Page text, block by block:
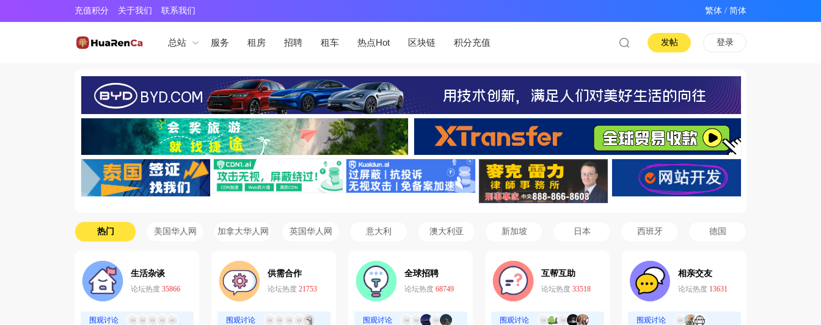
充值积分 关于我们 联系我们 /
总站 服务 租房 招聘 租车 热点Hot 区块链 积分充值 登录
发帖
热门 美国华人网 加拿大华人网 英国华人网 意大利 澳大利亚 新加坡 日本 西班牙 德国
生活杂谈
论坛热度 35866
围观讨论
供需合作
论坛热度 21753
围观讨论
全球招聘
论坛热度 68749
围观讨论
互帮互助
论坛热度 33518
围观讨论
相亲交友
论坛热度 13631
围观讨论